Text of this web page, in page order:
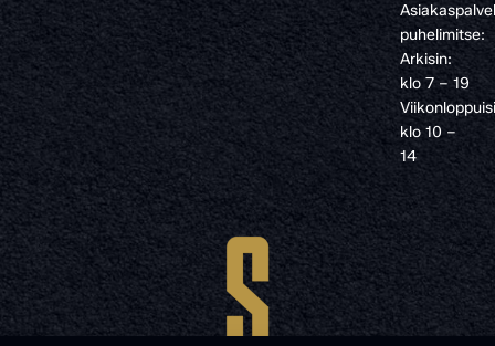
puhelimitse:
Arkisin:
klo 7 – 19
klo 10 –
14